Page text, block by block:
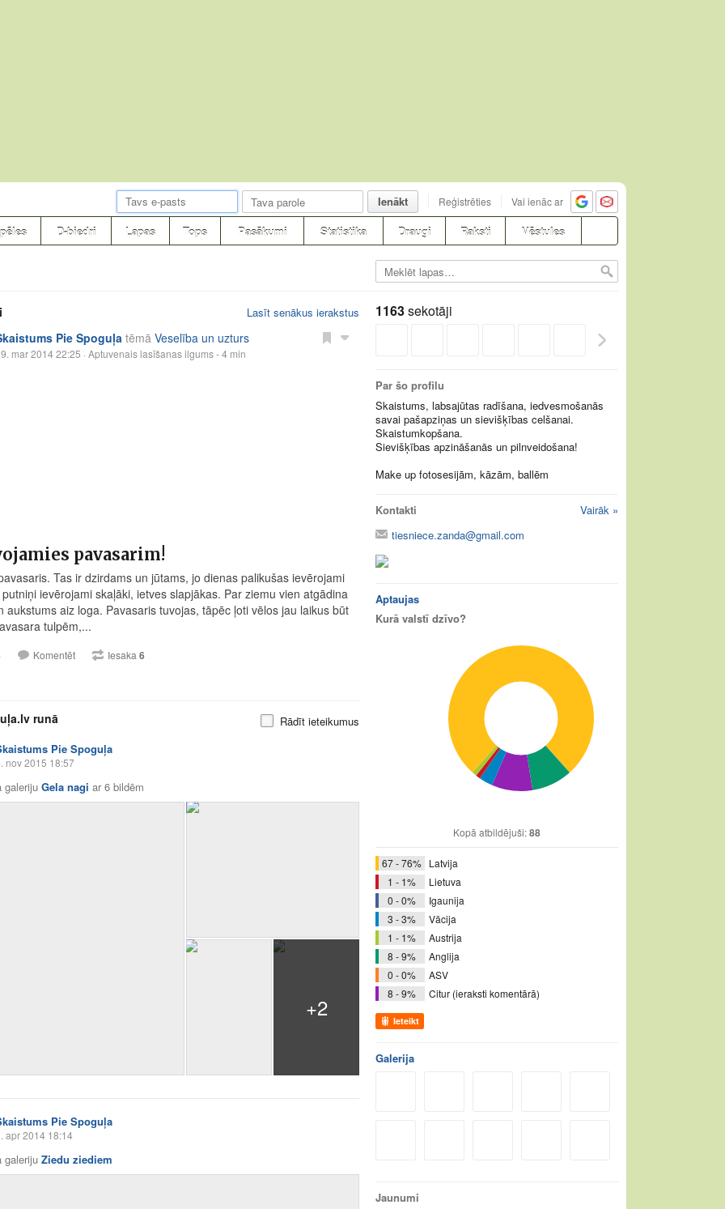
Ienākt Reģistrēties Vai ienāc ar
D-biedri Lapas Tops Pasākumi Statistika Draugi Raksti Vēstules
Lasīt senākus ierakstus
Pie Spoguļa tēmā Veselība un uzturs
mar 2014 22:25 · Aptuvenais lasīšanas ilgums - 4 min
pavasarim!
Tas ir dzirdams un jūtams, jo dienas palikušas ievērojami
ievērojami skaļāki, ietves slapjākas. Par ziemu vien atgādina
aukstums aiz loga. Pavasaris tuvojas, tāpēc ļoti vēlos jau laikus būt
tulpēm,...
Komentēt Iesaka 6
runā
Rādīt ieteikumus
Pie Spoguļa
nov 2015 18:57
galeriju Gela nagi ar6 bildēm
+2
Pie Spoguļa
apr 2014 18:14
galeriju Ziedu ziediem
1163sekotāji
Par šo profilu
Skaistums, labsajūtas radīšana, iedvesmošanās
savai pašapziņas un sievišķības celšanai.
Skaistumkopšana.
Sievišķības apzināšanās un pilnveidošana!
Make up fotosesijām, kāzām, ballēm
Kontakti
Vairāk »
tiesniece.zanda@gmail.com
Aptaujas
Kurā valstī dzīvo?
Kopā atbildējuši:88
67 - 76% Latvija
1 - 1%
Lietuva
0 - 0%
Igaunija
3 - 3%
Vācija
1 - 1%
Austrija
8 - 9%
Anglija
0 - 0%
ASV
8 - 9%
Citur (ieraksti komentārā)
Ieteikt
Galerija
Jaunumi